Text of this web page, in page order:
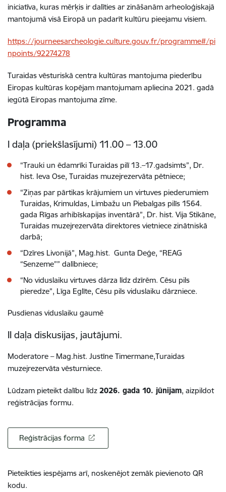
iniciatīva, kuras mērķis ir dalīties ar zināšanām arheoloģiskajā
mantojumā visā Eiropā un padarīt kultūru pieejamu visiem.
https://journeesarcheologie.culture.gouv.fr/programme#/pi
npoints/92274278
Turaidas vēsturiskā centra kultūras mantojuma piederību
Eiropas kultūras kopējam mantojumam apliecina 2021. gadā
iegūtā Eiropas mantojuma zīme.
Programma
I daļa (priekšlasījumi) 11.00 – 13.00
“Trauki un ēdamrīki Turaidas pilī 13.–17.gadsimts”, Dr.
hist. Ieva Ose, Turaidas muzejrezervāta pētniece;
“Ziņas par pārtikas krājumiem un virtuves piederumiem
Turaidas, Krimuldas, Limbažu un Piebalgas pilīs 1564.
gada Rīgas arhibīskapijas inventārā”, Dr. hist. Vija Stikāne,
Turaidas muzejrezervāta direktores vietniece zinātniskā
darbā;
“Dzīres Livonijā”, Mag.hist. Gunta Deģe, “REAG
“Senzeme”” dalībniece;
“No viduslaiku virtuves dārza līdz dzīrēm. Cēsu pils
pieredze”, Līga Eglīte, Cēsu pils viduslaiku dārzniece.
Pusdienas viduslaiku gaumē
II daļa diskusijas, jautājumi.
Moderatore – Mag.hist. Justīne Timermane,Turaidas
muzejrezervāta vēsturniece.
Lūdzam pieteikt dalību līdz 2026. gada 10. jūnijam, aizpildot
reģistrācijas formu.
Reģistrācijas forma
Pieteikties iespējams arī, noskenējot zemāk pievienoto QR
kodu.